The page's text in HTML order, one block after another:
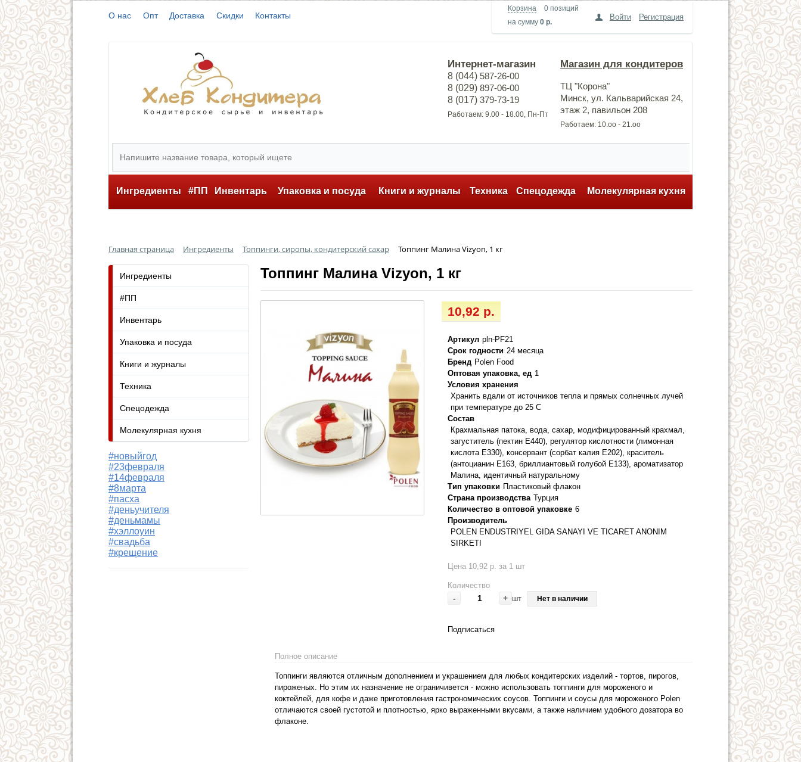
Корзина
0 позиций
на сумму 0 р.
Войти Регистрация
О нас Опт Доставка Скидки Контакты
Интернет-магазин
8 (044) 587-26-00
8 (029) 897-06-00
8 (017) 379-73-19
Работаем: 9.00 - 18.00, Пн-Пт
Магазин для кондитеров
ТЦ "Корона"
Минск, ул. Кальварийская 24,
этаж 2, павильон 208
Работаем: 10.оо - 21.оо
Ингредиенты #ПП Инвентарь Упаковка и посуда Книги и журналы Техника Спецодежда Молекулярная кухня
Главная страница Ингредиенты Топпинги, сиропы, кондитерский сахар Топпинг Малина Vizyon, 1 кг
Топпинг Малина Vizyon, 1 кг
10,92 р.
Артикул pln-PF21
Срок годности 24 месяца
Бренд Polen Food
Оптовая упаковка, ед 1
Условия хранения
Хранить вдали от источников тепла и прямых солнечных лучей
при температуре до 25 С
Состав
Крахмальная патока, вода, сахар, модифицированный крахмал,
загуститель (пектин Е440), регулятор кислотности (лимонная
кислота Е330), консервант (сорбат калия Е202), краситель
(антоцианин E163, бриллиантовый голубой E133), ароматизатор
Малина, идентичный натуральному
Тип упаковки Пластиковый флакон
Страна производства Турция
Количество в оптовой упаковке 6
Производитель
POLEN ENDUSTRIYEL GIDA SANAYI VE TICARET ANONIM
SIRKETI
Цена 10,92 р. за 1 шт
Количество
- + шт Нет в наличии
Подписаться
Полное описание
Топпинги являются отличным дополнением и украшением для любых кондитерских изделий - тортов, пирогов,
пироженых. Но этим их назначение не ограничивется - можно использовать топпинги для мороженого и
коктейлей, для кофе и даже приготовления гастрономических соусов. Топпинги и соусы для мороженого Polen
отличаются своей густотой и плотностью, ярко выраженными вкусами, а также наличием удобного дозатора во
флаконе.
Ингредиенты
#ПП
Инвентарь
Упаковка и посуда
Книги и журналы
Техника
Спецодежда
Молекулярная кухня
#новыйгод
#23февраля
#14февраля
#8марта
#пасха
#деньучителя
#деньмамы
#хэллоуин
#свадьба
#крещение